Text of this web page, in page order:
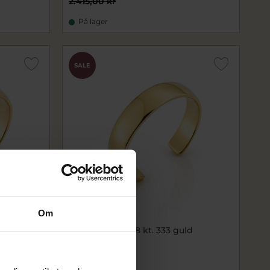
Om
På lager
SALE
Tåring 3,2 mm. 8 kt. 333 guld
1.865,00 kr